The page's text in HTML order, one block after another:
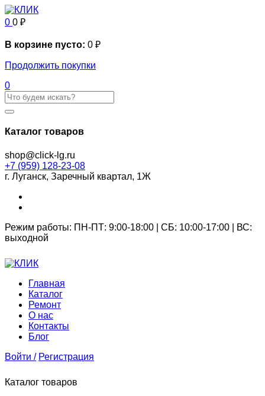
0 0 ₽
В корзине пусто: 0 ₽
Продолжить покупки
0
Каталог товаров
shop@click-lg.ru
+7 (959) 128-23-08
г. Луганск, Заречный квартал, 1Ж
Режим работы: ПН-ПТ: 9:00-18:00 | СБ: 10:00-17:00 | ВС:
выходной
Главная
Каталог
Ремонт
О нас
Контакты
Блог
Войти / Регистрация
Каталог товаров